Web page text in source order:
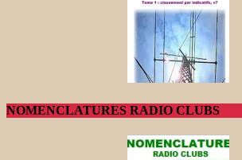
NOMENCLATURES RADIO CLUBS